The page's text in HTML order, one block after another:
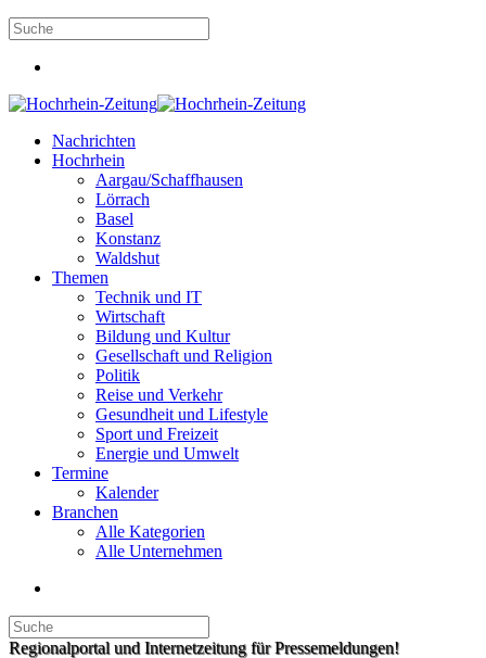
Nachrichten
Hochrhein
Aargau/Schaffhausen
Lörrach
Basel
Konstanz
Waldshut
Themen
Technik und IT
Wirtschaft
Bildung und Kultur
Gesellschaft und Religion
Politik
Reise und Verkehr
Gesundheit und Lifestyle
Sport und Freizeit
Energie und Umwelt
Termine
Kalender
Branchen
Alle Kategorien
Alle Unternehmen
Regionalportal und Internetzeitung für Pressemeldungen!